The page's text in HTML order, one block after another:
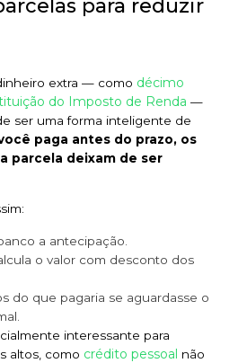
para reduzir
extra — como décimo
do Imposto de Renda —
ser uma forma inteligente de
paga antes do prazo, os
parcela deixam de ser
a antecipação.
o valor com desconto dos
do que pagaria se aguardasse o
interessante para
altos, como crédito pessoal não